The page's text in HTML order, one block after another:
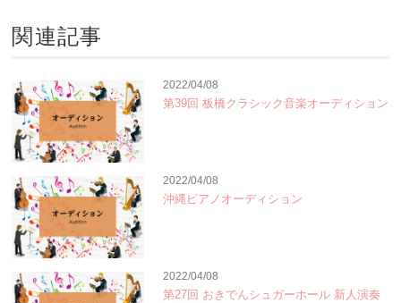
関連記事
2022/04/08
第39回 板橋クラシック音楽オーディション
2022/04/08
沖縄ピアノオーディション
2022/04/08
第27回 おきでんシュガーホール 新人演奏